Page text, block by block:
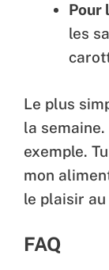
Pour
les
Le plus
la
exemple.
mon
le plaisir
FAQ